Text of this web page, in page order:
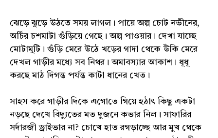
ঝেড়ে ঝুড়ে উঠতে সময় লাগল। পায়ে অল্প চোট নভীনের,
অর্চির চশমাটা গুঁড়িয়ে গেছে। অল্প পাওয়ার। দেখা যাচ্ছে
মোটামুটি। গুঁড়ি মেরে উঠে খড়ের গাদা থেকে উঁকি মেরে
দেখল গাড়ীর মধ্যে সব নিথর। অমাবস্যার আকাশ। ধূধূ
করছে মাঠ দিগন্ত পর্যন্ত কাটা ধানের খেত।
সাহস করে গাড়ীর দিকে এগোতে গিয়ে হঠাৎ কিছু একটা
নড়ছে দেখে বিদ্যুতের মত দুজনে কভার নিল। সাফারির
সর্দারজী ড্রাইভার না? চোখে হাত রগড়াচ্ছে আর মুখ থেকে